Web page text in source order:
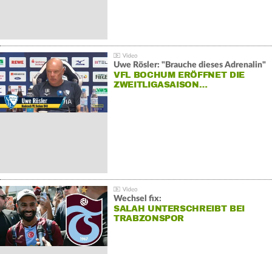
Uwe Rösler: "Brauche dieses Adrenalin"
VFL BOCHUM ERÖFFNET DIE
ZWEITLIGASAISON…
Wechsel fix:
SALAH UNTERSCHREIBT BEI
TRABZONSPOR